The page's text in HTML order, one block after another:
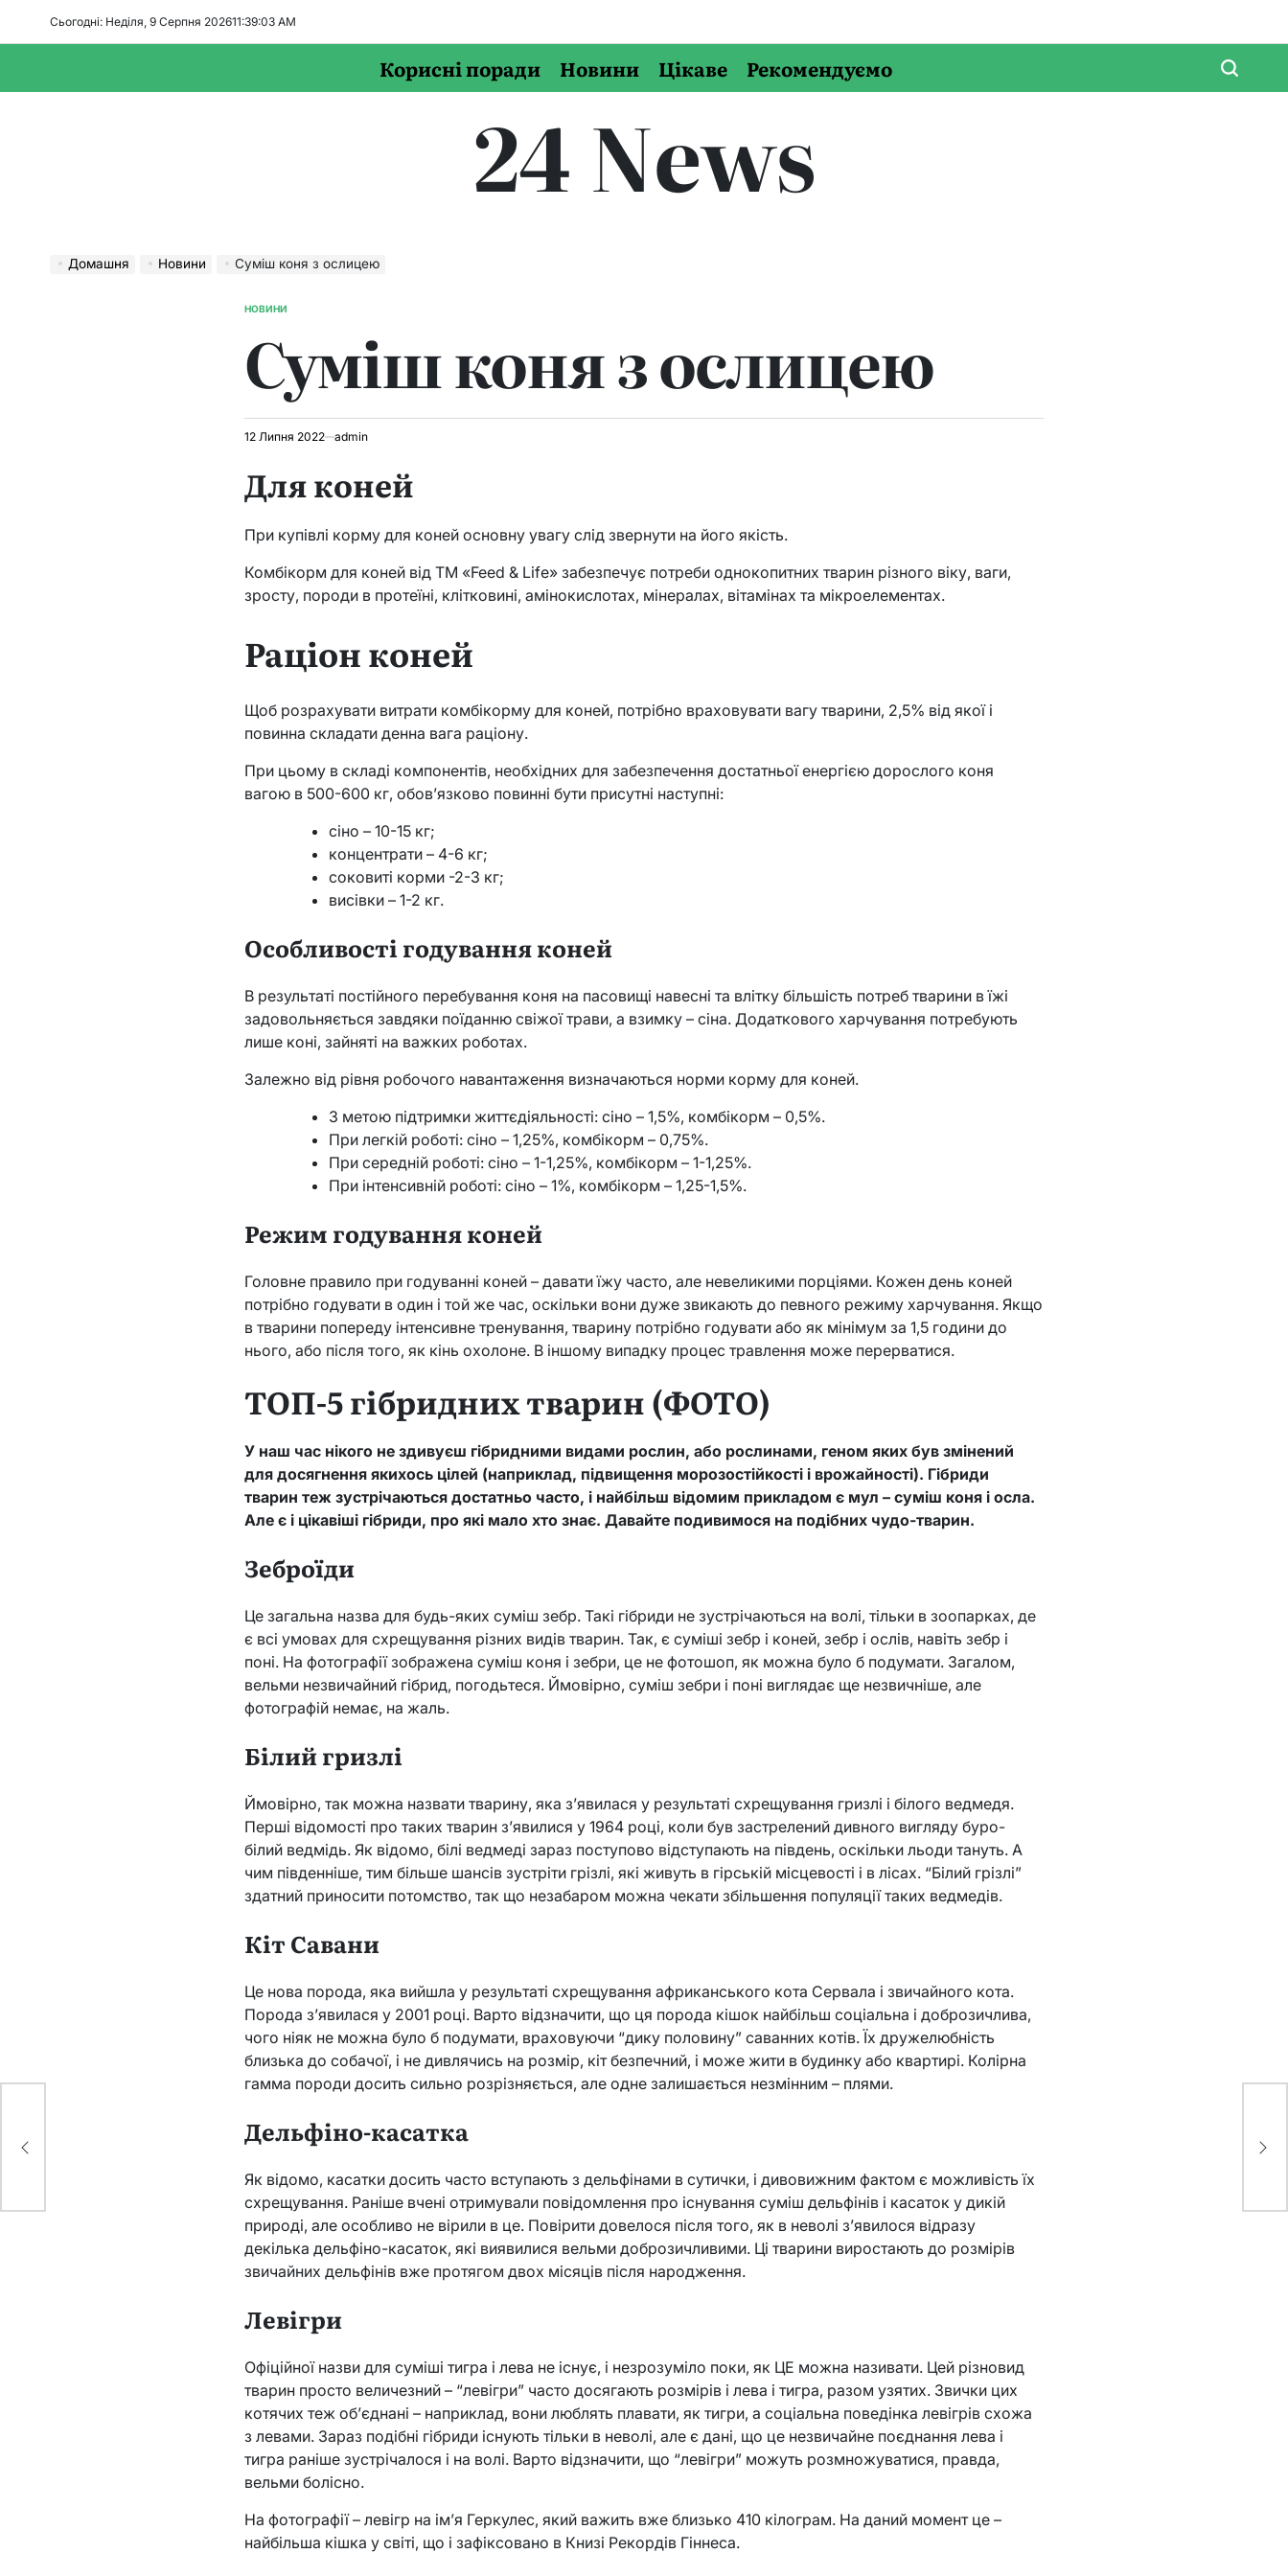
Сьогодні: Неділя, 9 Серпня 202611:39:05 AM
Корисні поради Новини Цікаве Рекомендуємо
24 News
Домашня Новини Суміш коня з ослицею
ОПУБЛІКУВАТИ
НОВИНИ
Суміш коня з ослицею
12 Липня 2022 admin
Для коней
При купівлі корму для коней основну увагу слід звернути на його якість.
Комбікорм для коней від ТМ «Feed & Life» забезпечує потреби однокопитних тварин різного віку, ваги,
зросту, породи в протеїні, клітковині, амінокислотах, мінералах, вітамінах та мікроелементах.
Раціон коней
Щоб розрахувати витрати комбікорму для коней, потрібно враховувати вагу тварини, 2,5% від якої і
повинна складати денна вага раціону.
При цьому в складі компонентів, необхідних для забезпечення достатньої енергією дорослого коня
вагою в 500-600 кг, обов’язково повинні бути присутні наступні:
сіно – 10-15 кг;
концентрати – 4-6 кг;
соковиті корми -2-3 кг;
висівки – 1-2 кг.
Особливості годування коней
В результаті постійного перебування коня на пасовищі навесні та влітку більшість потреб тварини в їжі
задовольняється завдяки поїданню свіжої трави, а взимку – сіна. Додаткового харчування потребують
лише коні, зайняті на важких роботах.
Залежно від рівня робочого навантаження визначаються норми корму для коней.
З метою підтримки життєдіяльності: сіно – 1,5%, комбікорм – 0,5%.
При легкій роботі: сіно – 1,25%, комбікорм – 0,75%.
При середній роботі: сіно – 1-1,25%, комбікорм – 1-1,25%.
При інтенсивній роботі: сіно – 1%, комбікорм – 1,25-1,5%.
Режим годування коней
Головне правило при годуванні коней – давати їжу часто, але невеликими порціями. Кожен день коней
потрібно годувати в один і той же час, оскільки вони дуже звикають до певного режиму харчування. Якщо
в тварини попереду інтенсивне тренування, тварину потрібно годувати або як мінімум за 1,5 години до
нього, або після того, як кінь охолоне. В іншому випадку процес травлення може перерватися.
ТОП-5 гібридних тварин (ФОТО)
У наш час нікого не здивуєш гібридними видами рослин, або рослинами, геном яких був змінений
для досягнення якихось цілей (наприклад, підвищення морозостійкості і врожайності). Гібриди
тварин теж зустрічаються достатньо часто, і найбільш відомим прикладом є мул – суміш коня і осла.
Але є і цікавіші гібриди, про які мало хто знає. Давайте подивимося на подібних чудо-тварин.
Зеброїди
Це загальна назва для будь-яких суміш зебр. Такі гібриди не зустрічаються на волі, тільки в зоопарках, де
є всі умовах для схрещування різних видів тварин. Так, є суміші зебр і коней, зебр і ослів, навіть зебр і
поні. На фотографії зображена суміш коня і зебри, це не фотошоп, як можна було б подумати. Загалом,
вельми незвичайний гібрид, погодьтеся. Ймовірно, суміш зебри і поні виглядає ще незвичніше, але
фотографій немає, на жаль.
Білий гризлі
Ймовірно, так можна назвати тварину, яка з’явилася у результаті схрещування гризлі і білого ведмедя.
Перші відомості про таких тварин з’явилися у 1964 році, коли був застрелений дивного вигляду буро-
білий ведмідь. Як відомо, білі ведмеді зараз поступово відступають на південь, оскільки льоди тануть. А
чим південніше, тим більше шансів зустріти грізлі, які живуть в гірській місцевості і в лісах. “Білий грізлі”
здатний приносити потомство, так що незабаром можна чекати збільшення популяції таких ведмедів.
Кіт Савани
Це нова порода, яка вийшла у результаті схрещування африканського кота Сервала і звичайного кота.
Порода з’явилася у 2001 році. Варто відзначити, що ця порода кішок найбільш соціальна і доброзичлива,
чого ніяк не можна було б подумати, враховуючи “дику половину” саванних котів. Їх дружелюбність
близька до собачої, і не дивлячись на розмір, кіт безпечний, і може жити в будинку або квартирі. Колірна
гамма породи досить сильно розрізняється, але одне залишається незмінним – плями.
Дельфіно-касатка
Як відомо, касатки досить часто вступають з дельфінами в сутички, і дивовижним фактом є можливість їх
схрещування. Раніше вчені отримували повідомлення про існування суміш дельфінів і касаток у дикій
природі, але особливо не вірили в це. Повірити довелося після того, як в неволі з’явилося відразу
декілька дельфіно-касаток, які виявилися вельми доброзичливими. Ці тварини виростають до розмірів
звичайних дельфінів вже протягом двох місяців після народження.
Левігри
Офіційної назви для суміші тигра і лева не існує, і незрозуміло поки, як ЦЕ можна називати. Цей різновид
тварин просто величезний – “левігри” часто досягають розмірів і лева і тигра, разом узятих. Звички цих
котячих теж об’єднані – наприклад, вони люблять плавати, як тигри, а соціальна поведінка левігрів схожа
з левами. Зараз подібні гібриди існують тільки в неволі, але є дані, що це незвичайне поєднання лева і
тигра раніше зустрічалося і на волі. Варто відзначити, що “левігри” можуть розмножуватися, правда,
вельми болісно.
На фотографії – левігр на ім’я Геркулес, який важить вже близько 410 кілограм. На даний момент це –
найбільша кішка у світі, що і зафіксовано в Книзі Рекордів Гіннеса.